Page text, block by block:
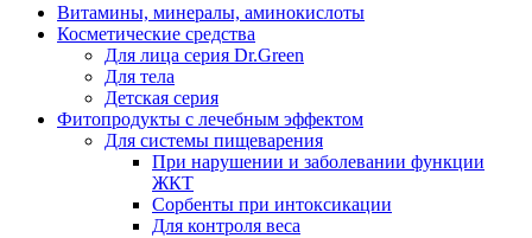
Витамины, минералы, аминокислоты
Косметические средства
Для лица серия Dr.Green
Для тела
Детская серия
Фитопродукты с лечебным эффектом
Для системы пищеварения
При нарушении и заболевании функции
ЖКТ
Сорбенты при интоксикации
Для контроля веса